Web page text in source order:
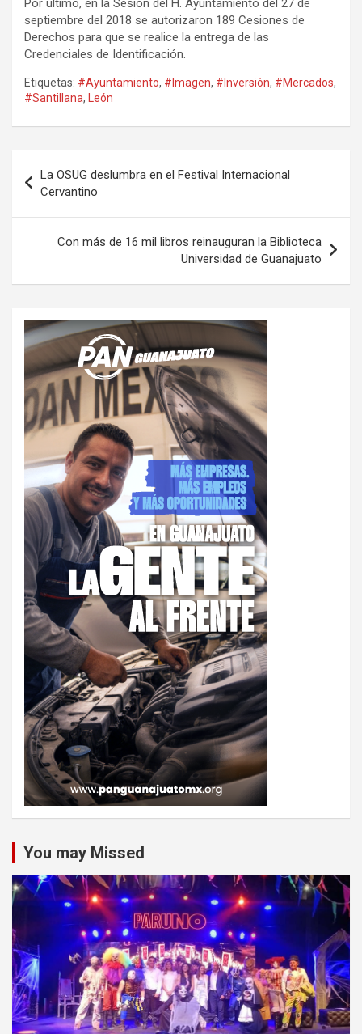
Por último, en la Sesión del H. Ayuntamiento del 27 de
septiembre del 2018 se autorizaron 189 Cesiones de
Derechos para que se realice la entrega de las
Credenciales de Identificación.
Etiquetas: #Ayuntamiento, #Imagen, #Inversión, #Mercados,
#Santillana, León
de
entradas
La OSUG deslumbra en el Festival Internacional
Cervantino
Con más de 16 mil libros reinauguran la Biblioteca
Universidad de Guanajuato
You may Missed